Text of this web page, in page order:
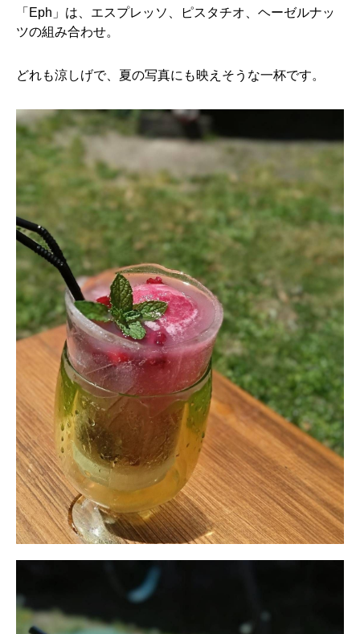
「Eph」は、エスプレッソ、ピスタチオ、ヘーゼルナッ
ツの組み合わせ。
どれも涼しげで、夏の写真にも映えそうな一杯です。